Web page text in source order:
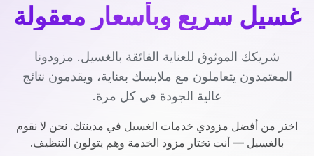
غسيل سريع وبأسعار معقولة
شريكك الموثوق للعناية الفائقة بالغسيل. مزودونا
المعتمدون يتعاملون مع ملابسك بعناية، ويقدمون نتائج
عالية الجودة في كل مرة.
اختر من أفضل مزودي خدمات الغسيل في مدينتك. نحن لا نقوم
بالغسيل — أنت تختار مزود الخدمة وهم يتولون التنظيف.